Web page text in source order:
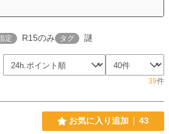
定 R15のみ タグ 謎
39件
お気に入り追加 43